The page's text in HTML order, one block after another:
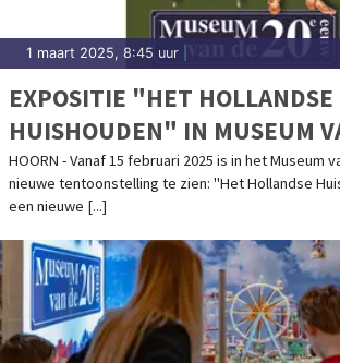
1 maart 2025, 8:45 uur
EXPOSITIE "HET HOLLANDSE
HUISHOUDEN" IN MUSEUM
EEUW
HOORN - Vanaf 15 februari 2025 is in het Museum
nieuwe tentoonstelling te zien: "Het Hollandse
een nieuwe [...]